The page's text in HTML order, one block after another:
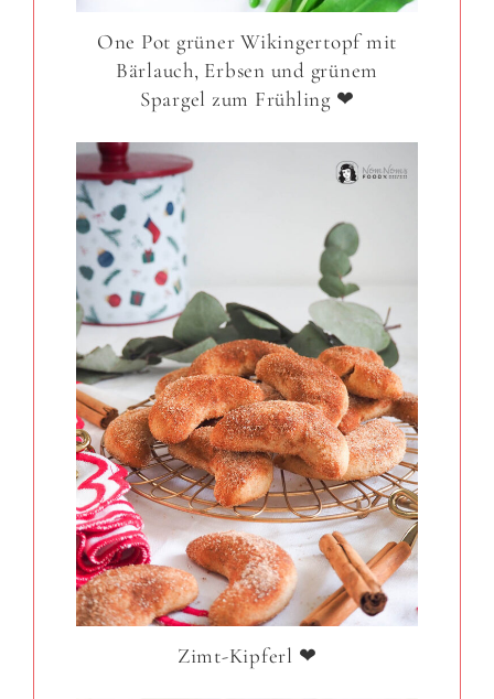
One Pot grüner Wikingertopf mit
Bärlauch, Erbsen und grünem
Spargel zum Frühling ❤
Zimt-Kipferl ❤